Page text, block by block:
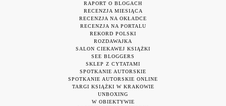
RAPORT O BLOGACH
RECENZJA MIESIĄCA
RECENZJA NA OKŁADCE
RECENZJA NA PORTALU
REKORD POLSKI
ROZDAWAJKA
SALON CIEKAWEJ KSIĄŻKI
SEE BLOGGERS
SKLEP Z CYTATAMI
SPOTKANIE AUTORSKIE
SPOTKANIE AUTORSKIE ONLINE
TARGI KSIĄŻKI W KRAKOWIE
UNBOXING
W OBIEKTYWIE